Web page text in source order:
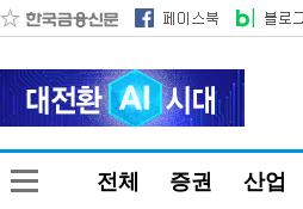
전체 증권 산업